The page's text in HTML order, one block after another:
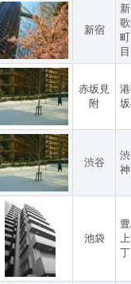
新宿
目
赤坂見
附
渋谷
池袋